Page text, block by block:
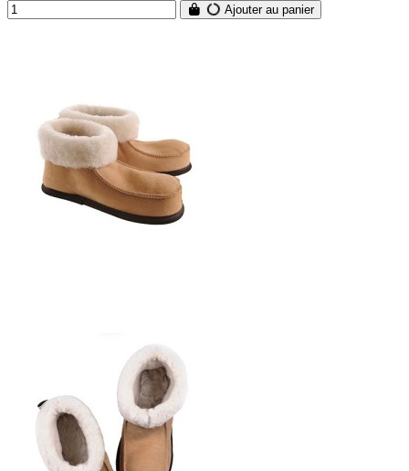
Ajouter au panier